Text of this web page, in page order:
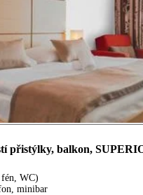
přistýlky, balkon,
WC)
minibar